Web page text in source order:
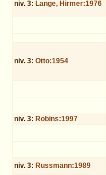
niv. 3: Lange, Hirmer:1976
niv. 3:Otto:1954
niv. 3: Robins:1997
niv. 3: Russmann:1989